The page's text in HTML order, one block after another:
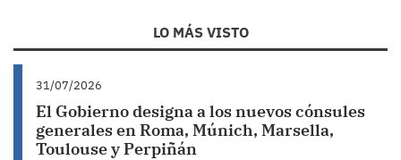
LO MÁS VISTO
31/07/2026
El Gobierno designa a los nuevos cónsules
generales en Roma, Múnich, Marsella,
Toulouse y Perpiñán